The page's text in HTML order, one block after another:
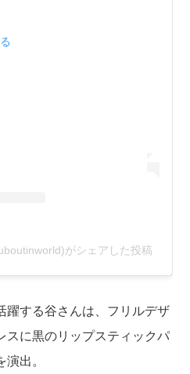
がシェアした投稿
躍する谷さんは、フリルデザ
スに黒のリップスティックパ
出。